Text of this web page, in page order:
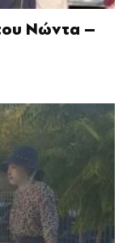
Νώντα –